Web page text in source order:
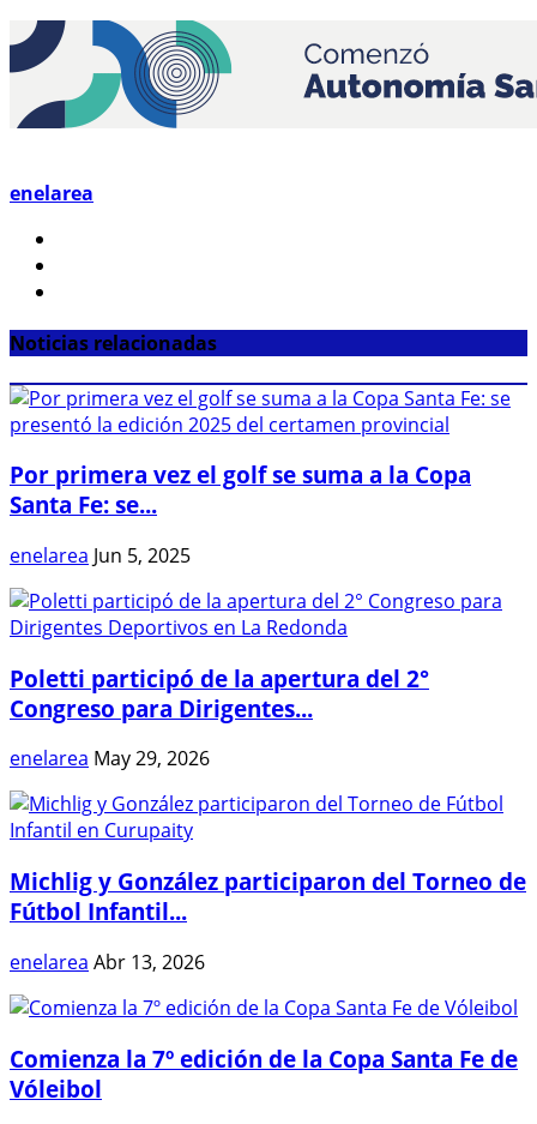
enelarea
Noticias relacionadas
Por primera vez el golf se suma a la Copa
Santa Fe: se...
enelarea Jun 5, 2025
Poletti participó de la apertura del 2°
Congreso para Dirigentes...
enelarea May 29, 2026
Michlig y González participaron del Torneo de
Fútbol Infantil...
enelarea Abr 13, 2026
Comienza la 7º edición de la Copa Santa Fe de
Vóleibol